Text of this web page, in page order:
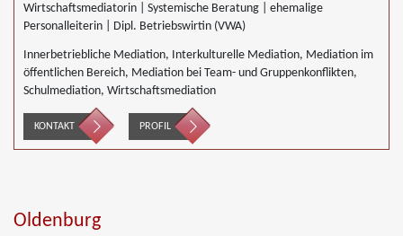
Wirtschaftsmediatorin | Systemische Beratung | ehemalige
Personalleiterin | Dipl. Betriebswirtin (VWA)
Innerbetriebliche Mediation, Interkulturelle Mediation, Mediation im
öffentlichen Bereich, Mediation bei Team- und Gruppenkonflikten,
Schulmediation, Wirtschaftsmediation
KONTAKT PROFIL
Oldenburg